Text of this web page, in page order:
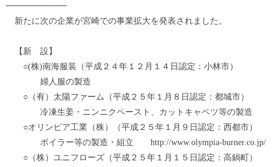
──────────
新たに次の企業が宮崎での事業拡大を発表されました。
【新 設】
○(株)南海服装（平成２４年１２月１４日認定：小林市）
婦人服の製造
○（有）太陽ファーム（平成２５年１月８日認定：都城市）
冷凍生姜・ニンニクペースト、カットキャベツ等の製造
○オリンピア工業（株）（平成２５年１月９日認定：西都市）
ボイラー等の製造・組立 http://www.olympia-burner.co.jp/
○（株）ユニフローズ（平成２５年１月１５日認定：高鍋町）